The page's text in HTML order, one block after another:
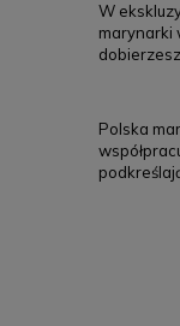
W
marynarki
Polska